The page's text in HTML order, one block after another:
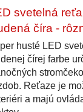
svetelná
číra -
husté LED
čírej farbe
Reťaze je
a majú